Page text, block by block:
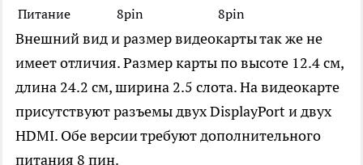
Питание
8pin 8pin
Внешний вид и размер видеокарты так же не
имеет отличия. Размер карты по высоте 12.4 см,
длина 24.2 см, ширина 2.5 слота. На видеокарте
присутствуют разъемы двух DisplayPort и двух
HDMI. Обе версии требуют дополнительного
питания 8 пин.